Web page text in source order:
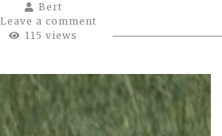
Bert
Leave a comment
115 views